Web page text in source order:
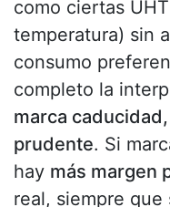
como ciertas
temperatura) sin
consumo
completo la
marca
prudente. Si
hay más margen
real, siempre que